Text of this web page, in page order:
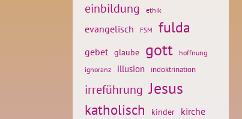
einbildung ethik
evangelisch FSM fulda
gebet glaube gott
hoffnung
ignoranz
illusion indoktrination
irreführung Jesus
katholisch kinder kirche